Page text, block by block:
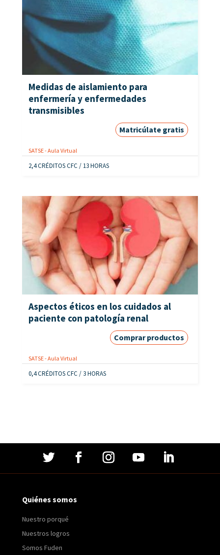
Medidas de aislamiento para
enfermería y enfermedades
transmisibles
Matricúlate gratis
SATSE - Aula Virtual
2,4 CRÉDITOS CFC / 13 HORAS
Aspectos éticos en los cuidados al
paciente con patología renal
Comprar productos
SATSE - Aula Virtual
0,4 CRÉDITOS CFC / 3 HORAS
Quiénes somos
Nuestro porqué
Nuestros logros
Somos Fuden